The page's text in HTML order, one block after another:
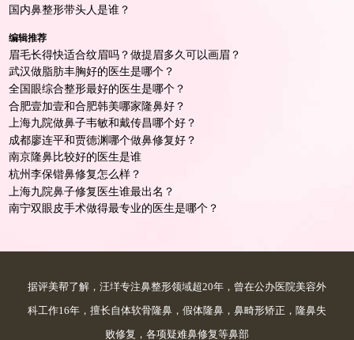
国内鼻整形带头人是谁？
编辑推荐
眉毛长得快适合纹眉吗？做提眉多久可以画眉？
武汉做脂肪丰胸好的医生是哪个？
全国眼综合整形最好的医生是哪个？
合肥壹加壹和合肥韩美哪家隆鼻好？
上海九院做鼻子韦敏和戴传昌哪个好？
成都廖连平和贾德渊哪个做鼻修复好？
南京隆鼻比较好的医生是谁
杭州李保锴鼻修复怎么样？
上海九院鼻子修复医生谁最出名？
南宁双眼皮手术做得最专业的医生是哪个？
据评美帮了解，汪垟专注鼻整形领域超20年，曾在公办医院美容外
科工作16年，擅长自体软骨隆鼻，假体隆鼻，鼻畸形矫正，隆鼻失
败修复，各项疑难鼻修复等鼻部